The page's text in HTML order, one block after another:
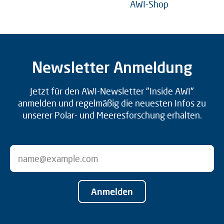
AWI-Shop
Newsletter Anmeldung
Jetzt für den AWI-Newsletter "Inside AWI"
anmelden und regelmäßig die neuesten Infos zu
unserer Polar- und Meeresforschung erhalten.
Anmelden